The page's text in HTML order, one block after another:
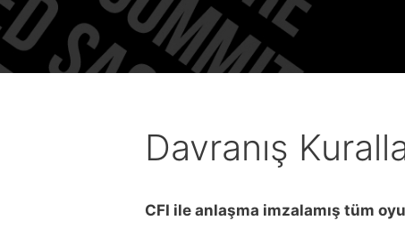
Davranış
CFI ile anlaşma imzalamış tüm